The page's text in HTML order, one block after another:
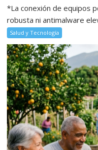
*La conexión de equipos
robusta ni antimalware
Salud y Tecnología